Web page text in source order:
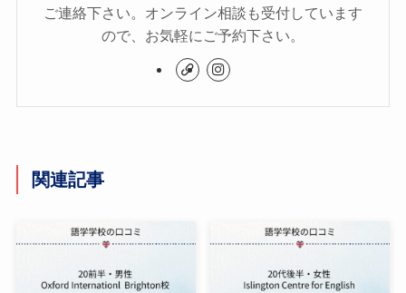
ご連絡下さい。オンライン相談も受付しています
ので、お気軽にご予約下さい。
関連記事